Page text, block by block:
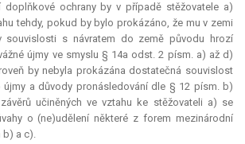
doplňkové ochrany by v případě stěžovatele a)
tehdy, pokud by bylo prokázáno, že mu v zemi
souvislosti s návratem do země původu hrozí
újmy ve smyslu § 14a odst. 2 písm. a) až d)
by nebyla prokázána dostatečná souvislost
a důvody pronásledování dle § 12 písm. b)
učiněných ve vztahu ke stěžovateli a) se
o (ne)udělení některé z forem mezinárodní
b) a c).